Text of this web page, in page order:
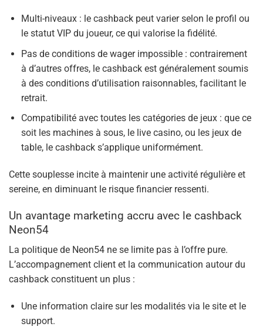
Multi-niveaux : le cashback peut varier selon le profil ou
le statut VIP du joueur, ce qui valorise la fidélité.
Pas de conditions de wager impossible : contrairement
à d’autres offres, le cashback est généralement soumis
à des conditions d’utilisation raisonnables, facilitant le
retrait.
Compatibilité avec toutes les catégories de jeux : que ce
soit les machines à sous, le live casino, ou les jeux de
table, le cashback s’applique uniformément.
Cette souplesse incite à maintenir une activité régulière et
sereine, en diminuant le risque financier ressenti.
Un avantage marketing accru avec le cashback
Neon54
La politique de Neon54 ne se limite pas à l’offre pure.
L’accompagnement client et la communication autour du
cashback constituent un plus :
Une information claire sur les modalités via le site et le
support.